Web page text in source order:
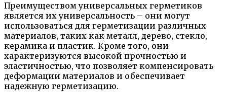
Преимуществом универсальных герметиков
является их универсальность – они могут
использоваться для герметизации различных
материалов, таких как металл, дерево, стекло,
керамика и пластик. Кроме того, они
характеризуются высокой прочностью и
эластичностью, что позволяет компенсировать
деформации материалов и обеспечивает
надежную герметизацию.